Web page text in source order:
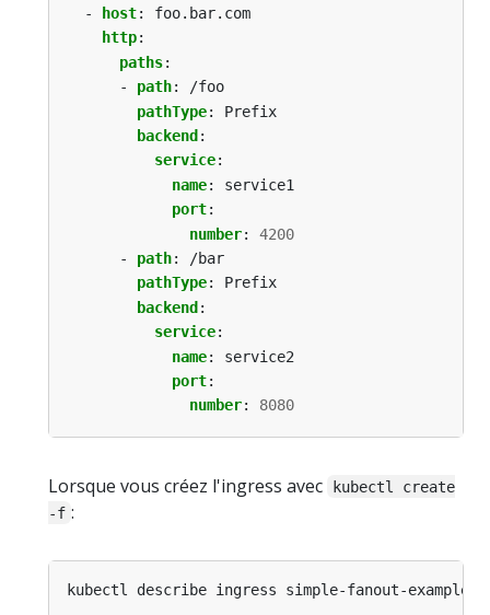
- host:
foo.bar.com
http:
paths:
- path:
/foo
pathType:
Prefix
backend :
service:
name:
service1
port:
number:
4200
- path:
/bar
pathType:
Prefix
backend :
service:
name:
service2
port:
number: 8080
Lorsque vous créez l'ingress avec
kubectl create
-f :